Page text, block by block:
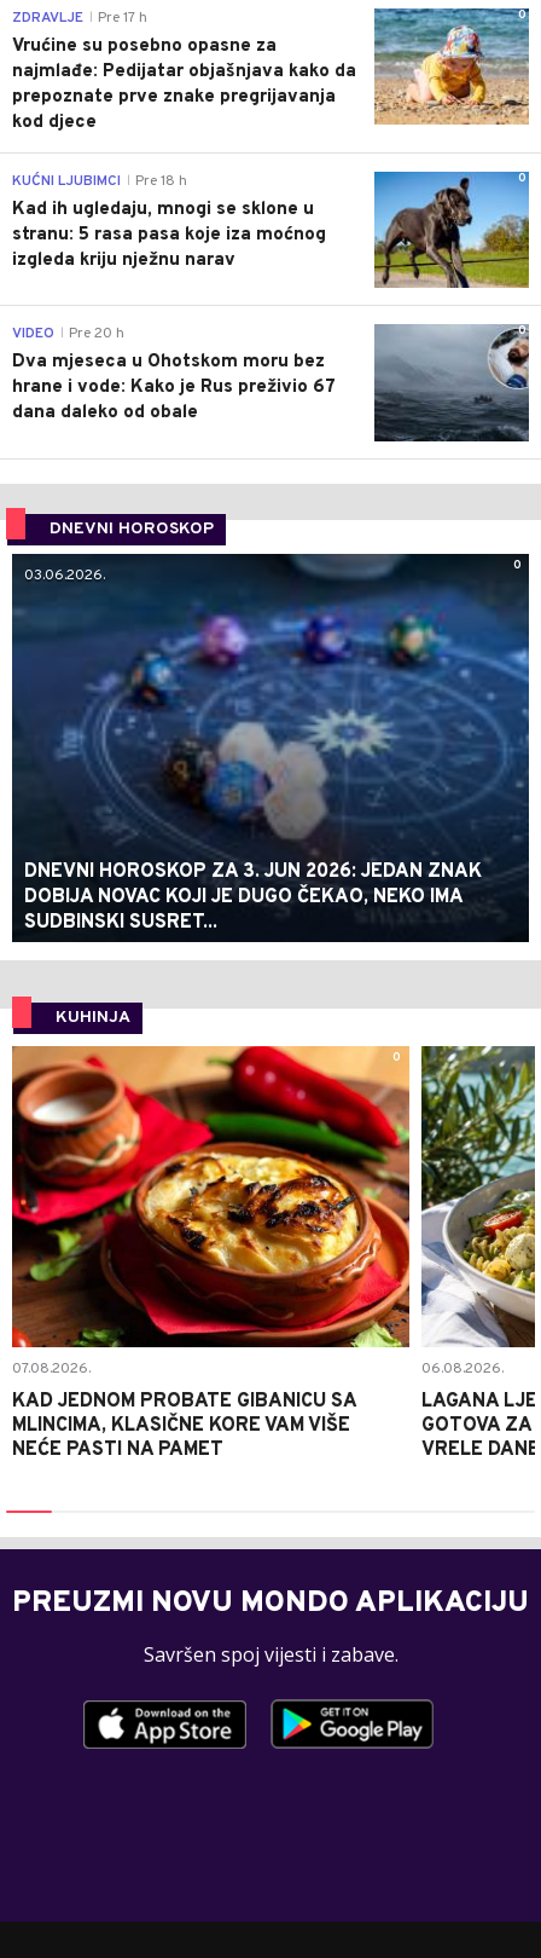
0
ZDRAVLJE Pre 17 h
Vrućine su posebno opasne za
najmlađe: Pedijatar objašnjava kako da
prepoznate prve znake pregrijavanja
kod djece
0
KUĆNI LJUBIMCI Pre 18 h
Kad ih ugledaju, mnogi se sklone u
stranu: 5 rasa pasa koje iza moćnog
izgleda kriju nježnu narav
0
VIDEO Pre 20 h
Dva mjeseca u Ohotskom moru bez
hrane i vode: Kako je Rus preživio 67
dana daleko od obale
DNEVNI HOROSKOP
0
03.06.2026.
DNEVNI HOROSKOP ZA 3. JUN 2026: JEDAN ZNAK
DOBIJA NOVAC KOJI JE DUGO ČEKAO, NEKO IMA
SUDBINSKI SUSRET...
KUHINJA
0
07.08.2026.
KAD JEDNOM PROBATE GIBANICU SA
MLINCIMA, KLASIČNE KORE VAM VIŠE
NEĆE PASTI NA PAMET
06.08.2026.
LAGANA
GOTOVA ZA
VRELE DANE
PREUZMI NOVU MONDO APLIKACIJU
Savršen spoj vijesti i zabave.